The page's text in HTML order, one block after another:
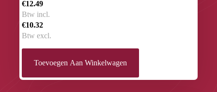
€12.49
Btw incl.
€10.32
Btw excl.
Toevoegen Aan Winkelwagen